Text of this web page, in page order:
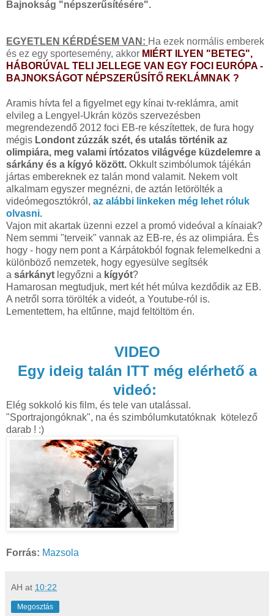
Bajnokság "népszerűsítésére".
EGYETLEN KÉRDÉSEM VAN: Ha ezek normális emberek
és ez egy sportesemény, akkor MIÉRT ILYEN "BETEG",
HÁBORÚVAL TELI JELLEGE VAN EGY FOCI EURÓPA -
BAJNOKSÁGOT NÉPSZERŰSÍTŐ REKLÁMNAK ?
Aramis hívta fel a figyelmet egy kínai tv-reklámra, amit
elvileg a Lengyel-Ukrán közös szervezésben
megrendezendő 2012 foci EB-re készítettek, de fura hogy
mégis Londont zúzzák szét, és utalás történik az
olimpiára, meg valami írtózatos világvége küzdelemre a
sárkány és a kígyó között. Okkult szimbólumok tájékán
jártas embereknek ez talán mond valamit. Nekem volt
alkalmam egyszer megnézni, de aztán letörölték a
videómegosztókról, az alábbi linkeken még lehet róluk
olvasni.
Vajon mit akartak üzenni ezzel a promó videóval a kínaiak?
Nem semmi "terveik" vannak az EB-re, és az olimpiára. És
hogy - hogy nem pont a Kárpátokból fognak felemelkedni a
különböző nemzetek, hogy egyesülve segítsék
a sárkányt legyőzni a kígyót?
Hamarosan megtudjuk, mert két hét múlva kezdődik az EB.
A netről sorra törölték a videót, a Youtube-ról is.
Lementettem, ha eltűnne, majd feltöltöm én.
VIDEO
Egy ideig talán ITT még elérhető a
videó:
Elég sokkoló kis film, és tele van utalással.
"Sportrajongóknak", na és szimbólumkutatóknak kötelező
darab ! :)
Forrás: Mazsola
AH at 10:22
Megosztás